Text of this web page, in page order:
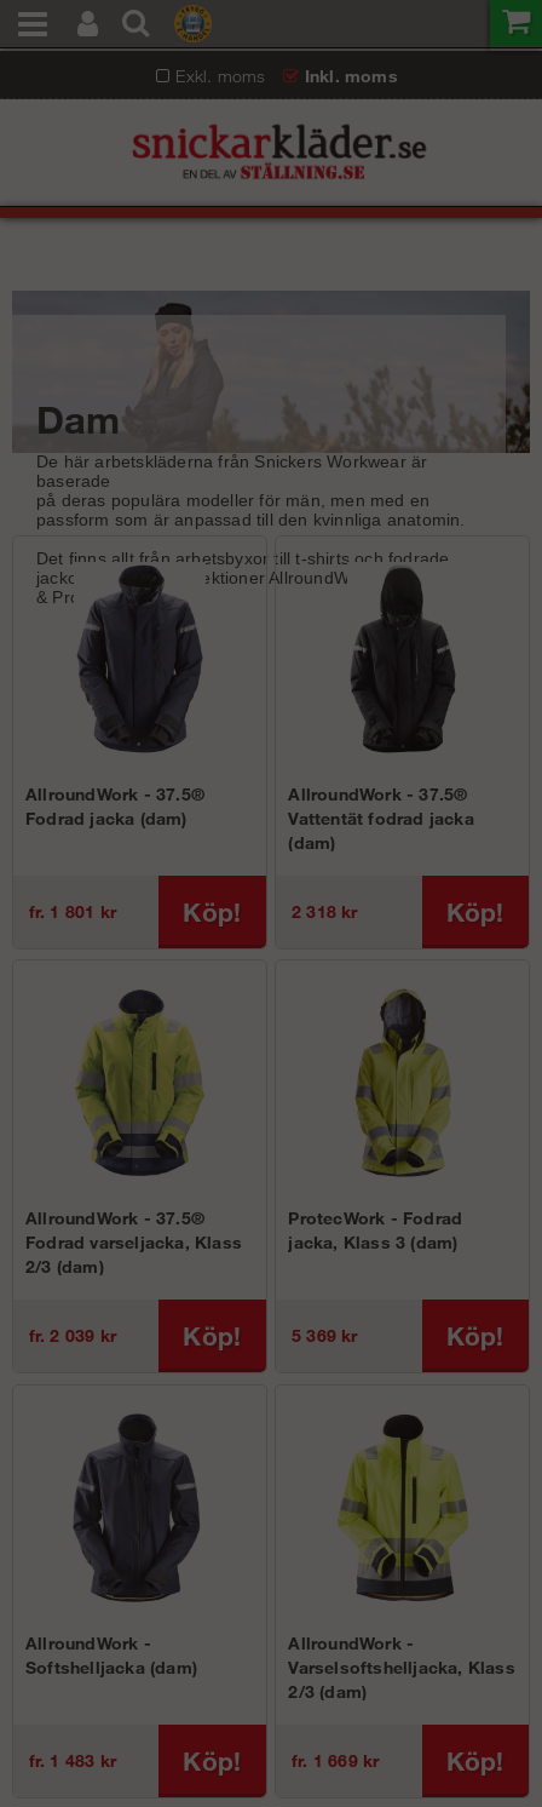
Exkl. moms Inkl. moms
Dam
De här arbetskläderna från Snickers Workwear är
baserade
på deras populära modeller för män, men med en
passform som är anpassad till den kvinnliga anatomin.
Det finns allt från arbetsbyxor till t-shirts och fodrade
jackor från deras kollektionerAllroundWork
& ProtecWork.
AllroundWork - 37.5®
Fodrad jacka (dam)
fr. 1 801 kr Köp!
AllroundWork - 37.5®
Vattentät fodrad jacka
(dam)
2 318 kr Köp!
AllroundWork - 37.5®
Fodrad varseljacka, Klass
2/3 (dam)
fr. 2 039 kr Köp!
ProtecWork - Fodrad
jacka, Klass 3 (dam)
5 369 kr Köp!
AllroundWork -
Softshelljacka (dam)
fr. 1 483 kr Köp!
AllroundWork -
Varselsoftshelljacka, Klass
2/3 (dam)
fr. 1 669 kr Köp!